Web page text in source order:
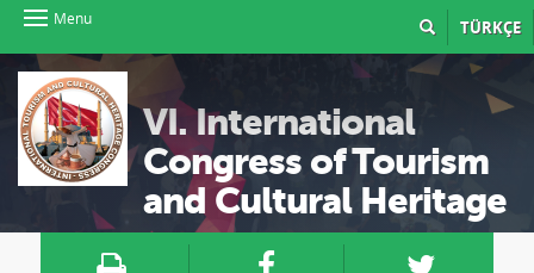
Menu TÜRKÇE
VI. International
Congress of Tourism
and Cultural Heritage